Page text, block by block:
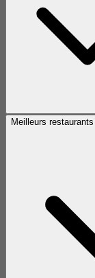
Meilleurs